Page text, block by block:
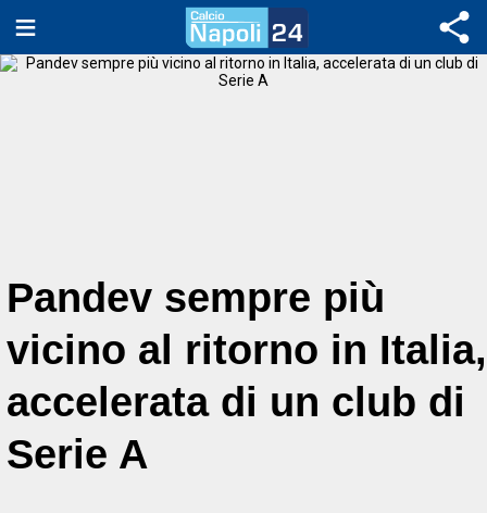
Pandev sempre più
vicino al ritorno in Italia,
accelerata di un club di
Serie A